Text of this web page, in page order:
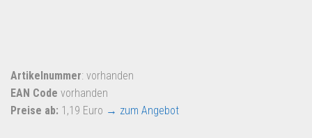
Artikelnummer: vorhanden
EAN Code vorhanden
Preise ab: 1,19 Euro → zum Angebot